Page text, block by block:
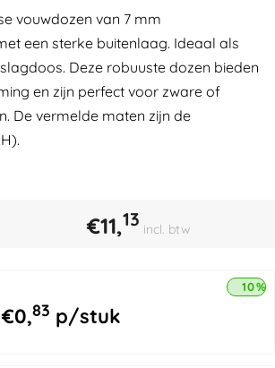
vouwdozen van 7 mm
een sterke buitenlaag. Ideaal als
Deze robuuste dozen bieden
en zijn perfect voor zware of
De vermelde maten zijn de
€11,13 incl. btw
€0,83 p/stuk
10%